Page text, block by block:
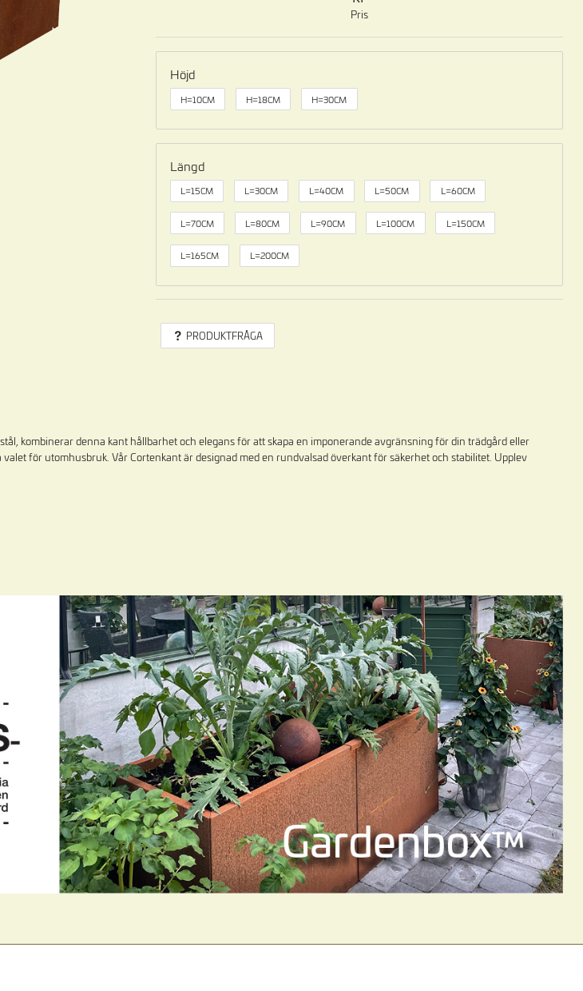
Pris
Höjd
H=10CM H=18CM H=30CM
Längd
L=15CM L=30CM L=40CM L=50CM L=60CM
L=70CM L=80CM L=90CM L=100CM L=150CM
L=165CM L=200CM
PRODUKTFRÅGA
kombinerar denna kant hållbarhet och elegans för att skapa en imponerande avgränsning för din trädgård eller
för utomhusbruk. Vår Cortenkant är designad med en rundvalsad överkant för säkerhet och stabilitet. Upplev